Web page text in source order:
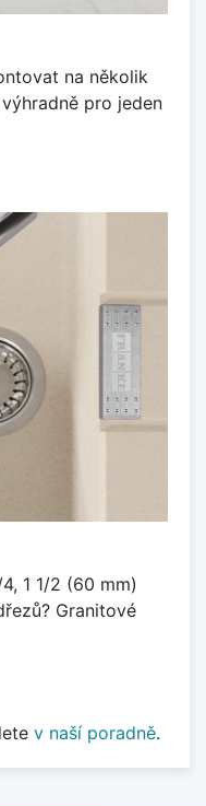
na několik
pro jeden
1 1/2 (60 mm)
Granitové
v naší poradně.